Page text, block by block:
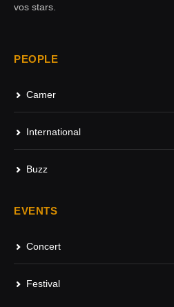
vos stars.
PEOPLE
Camer
International
Buzz
EVENTS
Concert
Festival